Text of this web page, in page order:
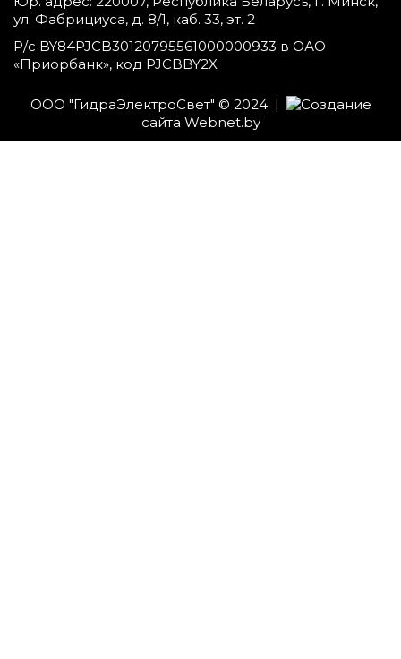
ул. Фабрициуса, д. 8/1, каб. 33, эт. 2
Р/с BY84PJCB30120795561000000933 в ОАО
«Приорбанк», код PJCBBY2X
ООО "ГидраЭлектроСвет" © 2024 |
Создание
сайта Webnet.by